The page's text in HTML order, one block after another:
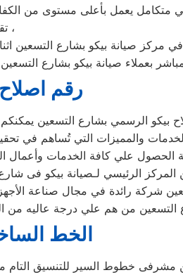
تقديم الدعم والمشورة ،
في مركز صيانة بيكو بشارع التسعين
بعملاء صيانة بيكو بشارع
رقم
الرسمي بشارع التسعين يمكنكم
المركز الرئيسي لـصيانة بيكو فى
شركة رائدة في مجال صناعة
من هم علي درجة عاليه من
الخط
مشرفى خطوط السير للتنسيق التام